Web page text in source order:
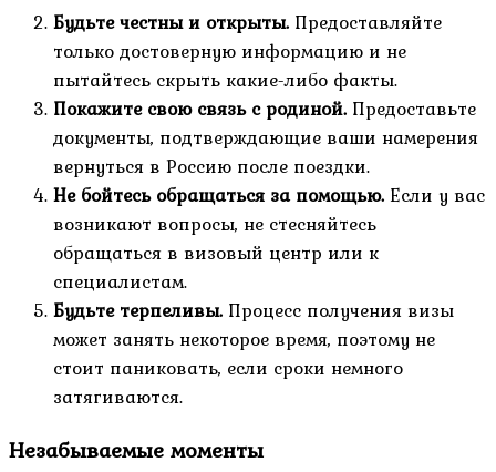
Будьте честны и открыты. Предоставляйте
только достоверную информацию и не
пытайтесь скрыть какие-либо факты.
Покажите свою связь с родиной. Предоставьте
документы, подтверждающие ваши намерения
вернуться в Россию после поездки.
Не бойтесь обращаться за помощью.Если у вас
возникают вопросы, не стесняйтесь
обращаться в визовый центр или к
специалистам.
Будьте терпеливы. Процесс получения визы
может занять некоторое время, поэтому не
стоит паниковать, если сроки немного
затягиваются.
Незабываемые моменты